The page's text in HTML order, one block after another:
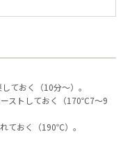
ておく（10分～）。
ーストしておく（170℃7～9
ておく（190℃）。